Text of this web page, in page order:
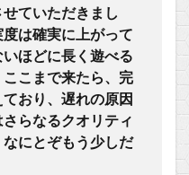
ていただきまし
は確実に上がって
ほどに長く遊べる
こまで来たら、完
おり、遅れの原因
らなるクオリティ
にとぞもう少しだ